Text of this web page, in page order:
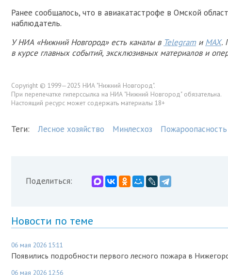
Ранее сообщалось, что в авиакатастрофе в Омской
наблюдатель.
У НИА «Нижний Новгород» есть каналы в Telegram и MAX.
в курсе главных событий, эксклюзивных материалов и
Copyright © 1999—2025 НИА "Нижний Новгород".
При перепечатке гиперссылка на НИА "Нижний Новгород" обязательна.
Настоящий ресурс может содержать материалы 18+
Теги: Лесное хозяйство Минлесхоз Пожароопасность
Поделиться:
Новости по теме
06 мая 2026 15:11
Появились подробности первого лесного пожара в
06 мая 2026 12:56